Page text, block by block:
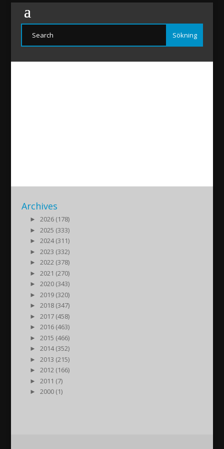
Archives
►
2026 (178)
►
2025 (333)
►
2024 (311)
►
2023 (332)
►
2022 (378)
►
2021 (270)
►
2020 (343)
►
2019 (320)
►
2018 (347)
►
2017 (458)
►
2016 (463)
►
2015 (466)
►
2014 (352)
►
2013 (215)
►
2012 (166)
►
2011 (7)
►
2000 (1)